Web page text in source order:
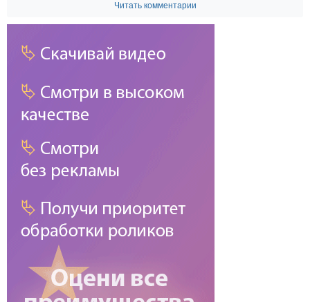
Читать комментарии